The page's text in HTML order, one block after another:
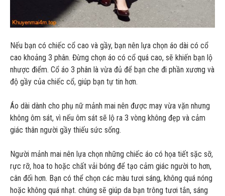
Nếu bạn có chiếc cổ cao và gầy, bạn nên lựa chọn áo dài có cổ
cao khoảng 3 phân. Đừng chọn áo có cổ quá cao, sẽ khiến bạn lộ
nhược điểm. Cổ áo 3 phân là vừa đủ để bạn che đi phần xương và
độ gầy của chiếc cổ, giúp bạn tự tin hơn.
Áo dài dành cho phụ nữ mảnh mai nên được may vừa vặn nhưng
không ôm sát, vì nếu ôm sát sẽ lộ ra 3 vòng không đẹp và cảm
giác thân người gầy thiếu sức sống.
Người mảnh mai nên lựa chọn những chiếc áo có họa tiết sặc sỡ,
rực rỡ, hoa to hoặc chất vải bóng để tạo cảm giác người to hơn,
cân đối hơn. Bạn có thể chọn các màu tươi sáng, không quá nóng
hoặc không quá nhạt. chúng sẽ giúp da bạn trông tươi tắn, sáng